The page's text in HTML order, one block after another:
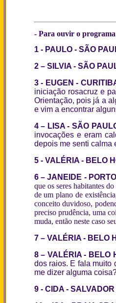
- Para ouvir o
1 - PAULO - SÃO
2 – SILVIA - SÃO
3 - EUGEN -
iniciação rosacruz e
Orientação, pois já a
e vim a encontrar
4 – LISA - SÃO
invocações e eram
depois me senti calma
5 - VALÉRIA - BELO
6 –JANEIDE -
que os seres habitantes
de um plano de
conceito duvidoso,
preciso prudência, uma
muda, então neste caso
7 – VALÉRIA - BELO
8 – VALÉRIA - BELO
dos raios. E fala muito
me dizer alguma
9 - CIDA - SALVADOR